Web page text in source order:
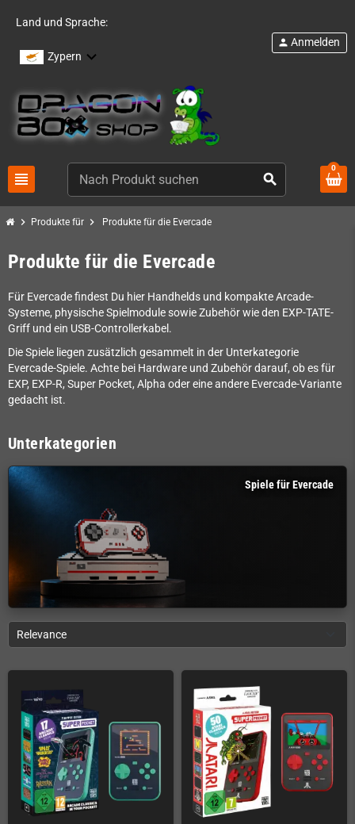
Land und Sprache:
Zypern
view_headline search
person Anmelden
0
chevron_right Produkte für chevron_right Produkte für die Evercade
Produkte für die Evercade
Für Evercade findest Du hier Handhelds und kompakte Arcade-
Systeme, physische Spielmodule sowie Zubehör wie den EXP-TATE-
Griff und ein USB-Controllerkabel.
Die Spiele liegen zusätzlich gesammelt in der Unterkategorie
Evercade-Spiele. Achte bei Hardware und Zubehör darauf, ob es für
EXP, EXP-R, Super Pocket, Alpha oder eine andere Evercade-Variante
gedacht ist.
Unterkategorien
Spiele für Evercade
Relevance